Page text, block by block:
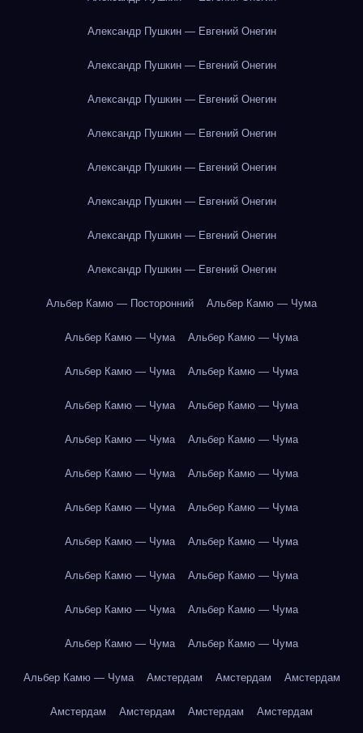
Александр Пушкин — Евгений Онегин
Александр Пушкин — Евгений Онегин
Александр Пушкин — Евгений Онегин
Александр Пушкин — Евгений Онегин
Александр Пушкин — Евгений Онегин
Александр Пушкин — Евгений Онегин
Александр Пушкин — Евгений Онегин
Александр Пушкин — Евгений Онегин
Альбер Камю — Посторонний Альбер Камю — Чума
Альбер Камю — Чума Альбер Камю — Чума
Альбер Камю — Чума Альбер Камю — Чума
Альбер Камю — Чума Альбер Камю — Чума
Альбер Камю — Чума Альбер Камю — Чума
Альбер Камю — Чума Альбер Камю — Чума
Альбер Камю — Чума Альбер Камю — Чума
Альбер Камю — Чума Альбер Камю — Чума
Альбер Камю — Чума Альбер Камю — Чума
Альбер Камю — Чума Альбер Камю — Чума
Альбер Камю — Чума Альбер Камю — Чума
Альбер Камю — Чума Амстердам Амстердам Амстердам
Амстердам Амстердам Амстердам Амстердам